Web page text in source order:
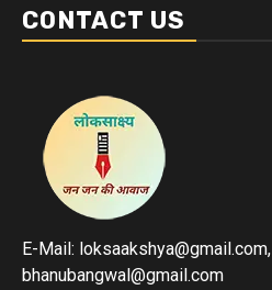
CONTACT US
E-Mail: loksaakshya@gmail.com,
bhanubangwal@gmail.com